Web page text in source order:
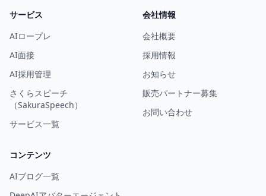
サービス
AIロープレ
AI面接
AI採用管理
さくらスピーチ
（SakuraSpeech）
サービス一覧
会社情報
会社概要
採用情報
お知らせ
販売パートナー募集
お問い合わせ
コンテンツ
AIブログ一覧